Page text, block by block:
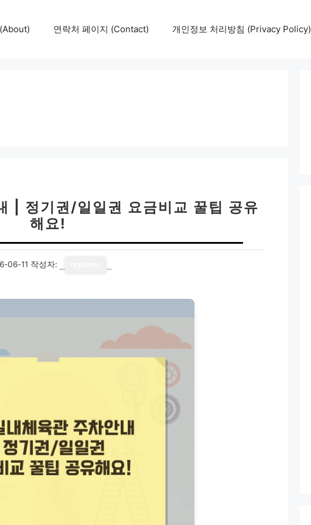
연락처 페이지 (Contact) 개인정보 처리방침 (Privacy Policy)
| 정기권/일일권 요금비교 꿀팁 공유
해요!
06-11 작성자: